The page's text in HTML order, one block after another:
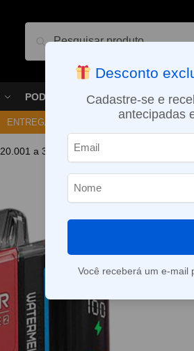
Pesquisar
PODS VAPORIZADOR DE
ENTREGA NO MESMO DIA EM SÃO
20.001 a 30.000 Puffs
Desconto
Cadastre-se e
antecipadas
Você receberá um e-mail